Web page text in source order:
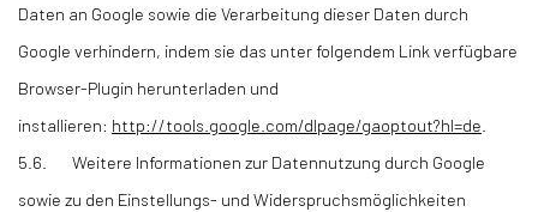
Daten an Google sowie die Verarbeitung dieser Daten durch
Google verhindern, indem sie das unter folgendem Link verfügbare
Browser-Plugin herunterladen und
installieren: http://tools.google.com/dlpage/gaoptout?hl=de
5.6. Weitere Informationen zur Datennutzung durch Google
sowie zu den Einstellungs- und Widerspruchsmöglichkeiten